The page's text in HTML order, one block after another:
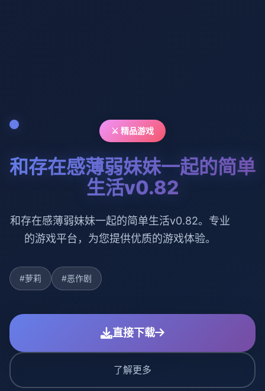
⚔️ 精品游戏
和存在感薄弱妹妹一起的简单
生活v0.82
和存在感薄弱妹妹一起的简单生活v0.82。专业
的游戏平台，为您提供优质的游戏体验。
#萝莉 #恶作剧
直接下载
了解更多